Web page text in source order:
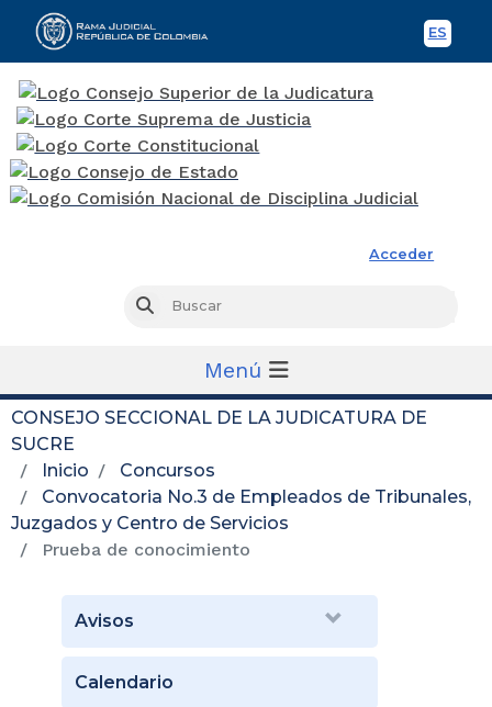
ES
Acceder
Buscar
Menú
CONSEJO SECCIONAL DE LA JUDICATURA DE
SUCRE
Inicio
Concursos
Convocatoria No.3 de Empleados de Tribunales,
Juzgados y Centro de Servicios
Prueba de conocimiento
Avisos
Calendario